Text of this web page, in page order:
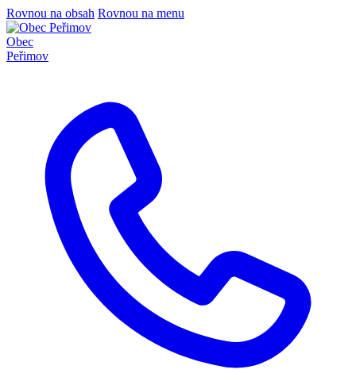
Rovnou na obsah Rovnou na menu
Obec
Peřimov